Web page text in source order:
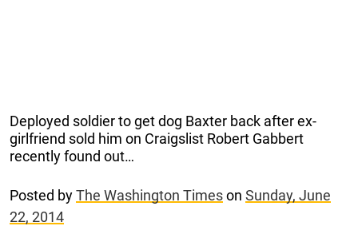
Deployed soldier to get dog Baxter back after ex-
girlfriend sold him on Craigslist Robert Gabbert
recently found out…
Posted byThe Washington Timeson Sunday, June
22, 2014